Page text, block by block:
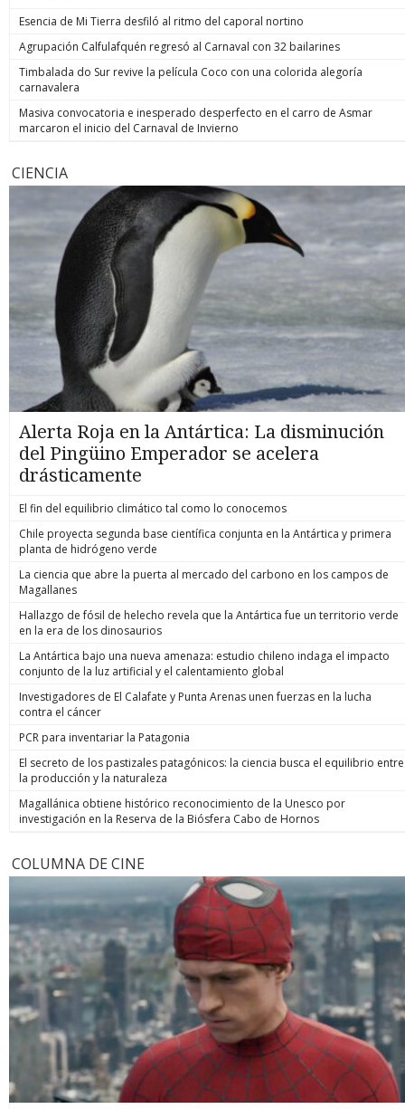
Esencia de Mi Tierra desfiló al ritmo del caporal nortino
Agrupación Calfulafquén regresó al Carnaval con 32 bailarines
Timbalada do Sur revive la película Coco con una colorida alegoría
carnavalera
Masiva convocatoria e inesperado desperfecto en el carro de Asmar
marcaron el inicio del Carnaval de Invierno
CIENCIA
Alerta Roja en la Antártica: La disminución
del Pingüino Emperador se acelera
drásticamente
El fin del equilibrio climático tal como lo conocemos
Chile proyecta segunda base científica conjunta en la Antártica y primera
planta de hidrógeno verde
La ciencia que abre la puerta al mercado del carbono en los campos de
Magallanes
Hallazgo de fósil de helecho revela que la Antártica fue un territorio verde
en la era de los dinosaurios
La Antártica bajo una nueva amenaza: estudio chileno indaga el impacto
conjunto de la luz artificial y el calentamiento global
Investigadores de El Calafate y Punta Arenas unen fuerzas en la lucha
contra el cáncer
PCR para inventariar la Patagonia
El secreto de los pastizales patagónicos: la ciencia busca el equilibrio entre
la producción y la naturaleza
Magallánica obtiene histórico reconocimiento de la Unesco por
investigación en la Reserva de la Biósfera Cabo de Hornos
COLUMNA DE CINE